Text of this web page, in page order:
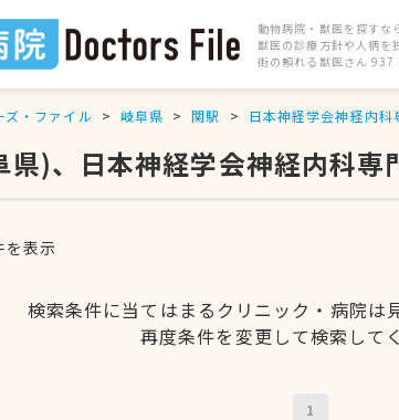
動物病院・獣医を探すな
獣医の診療方針や人柄を
街の頼れる獣医さん
ズ・ファイル 岐阜県 関駅 日本神経学会神経内科
県)、日本神経学会神経内科専
を表示
検索条件に当てはまるクリニック・病院は
再度条件を変更して検索して
1